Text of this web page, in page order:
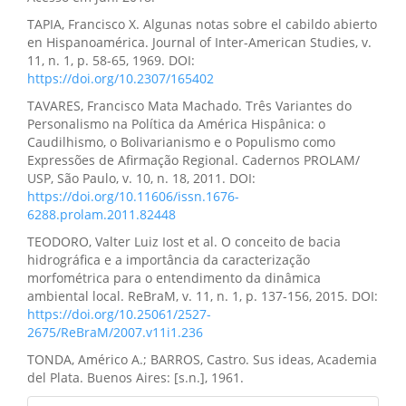
TAPIA, Francisco X. Algunas notas sobre el cabildo abierto
en Hispanoamérica. Journal of Inter-American Studies, v.
11, n. 1, p. 58-65, 1969. DOI:
https://doi.org/10.2307/165402
TAVARES, Francisco Mata Machado. Três Variantes do
Personalismo na Política da América Hispânica: o
Caudilhismo, o Bolivarianismo e o Populismo como
Expressões de Afirmação Regional. Cadernos PROLAM/
USP, São Paulo, v. 10, n. 18, 2011. DOI:
https://doi.org/10.11606/issn.1676-
6288.prolam.2011.82448
TEODORO, Valter Luiz Iost et al. O conceito de bacia
hidrográfica e a importância da caracterização
morfométrica para o entendimento da dinâmica
ambiental local. ReBraM, v. 11, n. 1, p. 137-156, 2015. DOI:
https://doi.org/10.25061/2527-
2675/ReBraM/2007.v11i1.236
TONDA, Américo A.; BARROS, Castro. Sus ideas, Academia
del Plata. Buenos Aires: [s.n.], 1961.